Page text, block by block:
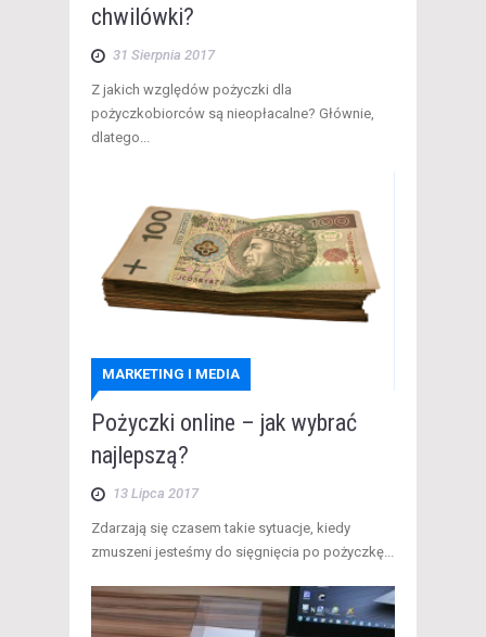
chwilówki?
31 Sierpnia 2017
​ Z jakich względów pożyczki dla
pożyczkobiorców są nieopłacalne? Głównie,
dlatego...
MARKETING I MEDIA
Pożyczki online – jak wybrać
najlepszą?
13 Lipca 2017
Zdarzają się czasem takie sytuacje, kiedy
zmuszeni jesteśmy do sięgnięcia po pożyczkę...